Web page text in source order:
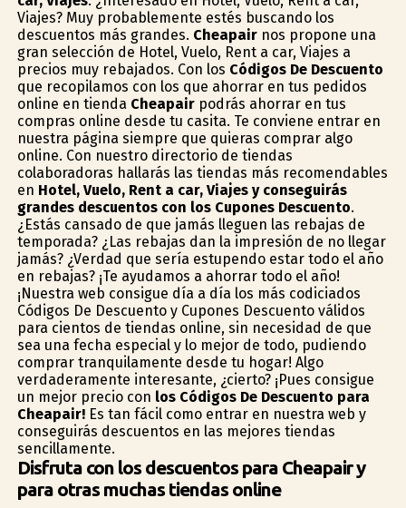
Viajes? Muy probablemente estés buscando los
descuentos más grandes. Cheapairnos propone una
gran selección de Hotel, Vuelo, Rent a car, Viajes a
precios muy rebajados. Con los Códigos De Descuento
que recopilamos con los que ahorrar en tus pedidos
online en tienda Cheapairpodrás ahorrar en tus
compras online desde tu casita. Te conviene entrar en
nuestra página siempre que quieras comprar algo
online. Con nuestro directorio de tiendas
colaboradoras hallarás las tiendas más recomendables
en Hotel, Vuelo, Rent a car, Viajes y conseguirás
grandes descuentos con los Cupones Descuento.
¿Estás cansado de que jamás lleguen las rebajas de
temporada? ¿Las rebajas dan la impresión de no llegar
jamás? ¿Verdad que sería estupendo estar todo el año
en rebajas? ¡Te ayudamos a ahorrar todo el año!
¡Nuestra web consigue día a día los más codiciados
Códigos De Descuento y Cupones Descuento válidos
para cientos de tiendas online, sin necesidad de que
sea una fecha especial y lo mejor de todo, pudiendo
comprar tranquilamente desde tu hogar! Algo
verdaderamente interesante, ¿cierto? ¡Pues consigue
un mejor precio con los Códigos De Descuento para
Cheapair!Es tan fácil como entrar en nuestra web y
conseguirás descuentos en las mejores tiendas
sencillamente.
Disfruta con los descuentos para Cheapair y
para otras muchas tiendas online